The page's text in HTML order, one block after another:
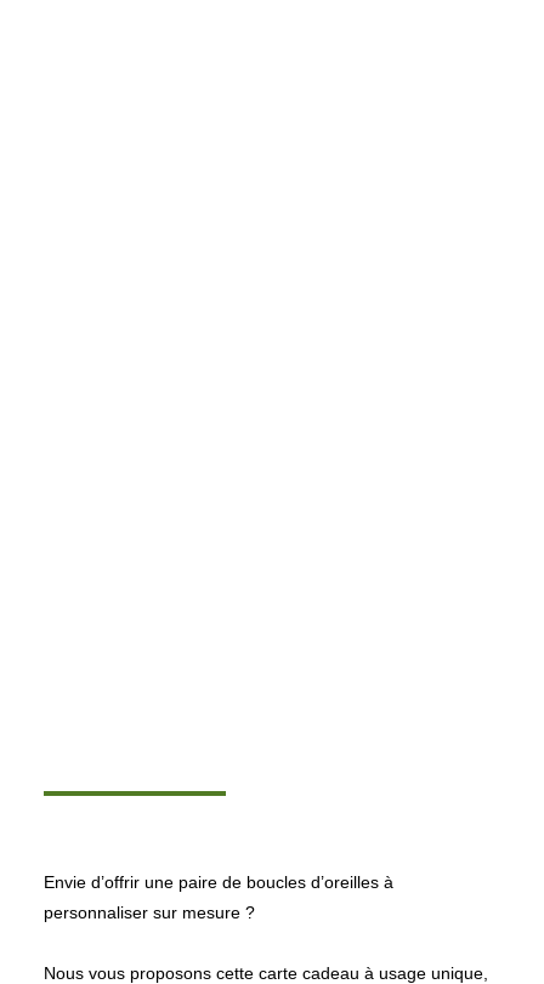
Envie d’offrir une paire de boucles d’oreilles à
personnaliser sur mesure ?
Nous vous proposons cette carte cadeau à usage unique,